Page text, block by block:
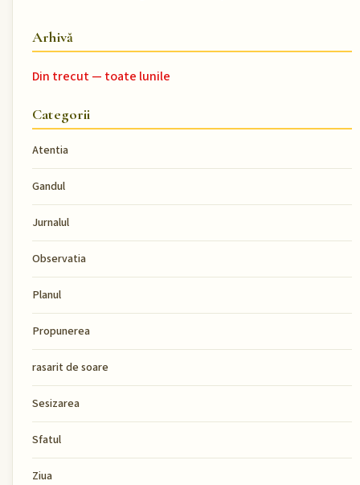
Arhivă
Din trecut — toate lunile
Categorii
Atentia
Gandul
Jurnalul
Observatia
Planul
Propunerea
rasarit de soare
Sesizarea
Sfatul
Ziua